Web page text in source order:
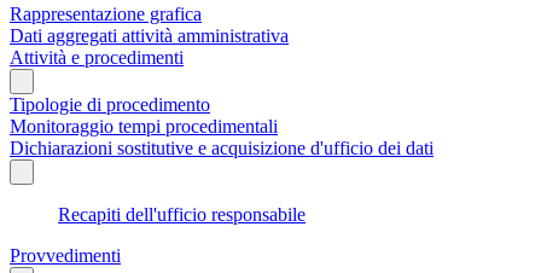
Rappresentazione grafica
Dati aggregati attività amministrativa
Attività e procedimenti
Tipologie di procedimento
Monitoraggio tempi procedimentali
Dichiarazioni sostitutive e acquisizione d'ufficio dei dati
Recapiti dell'ufficio responsabile
Provvedimenti